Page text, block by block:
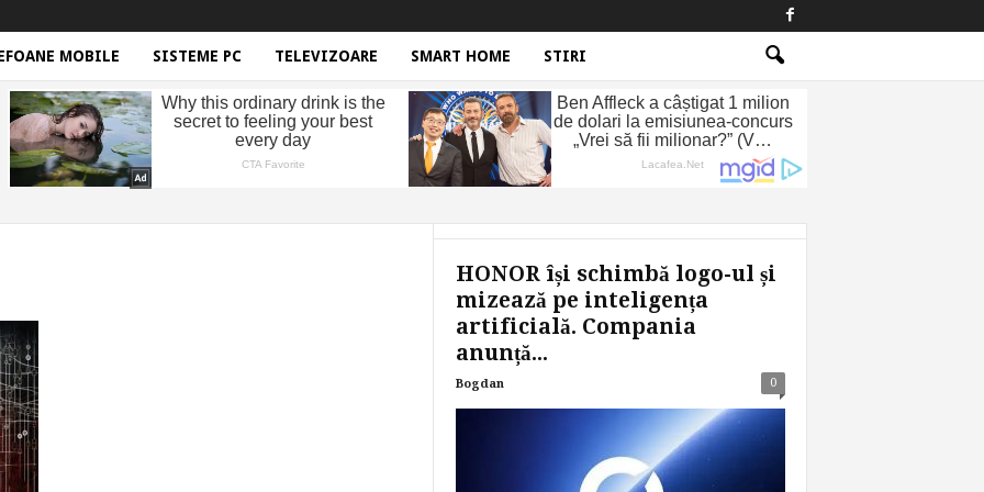
MOBILE SISTEME PC TELEVIZOARE SMART HOME STIRI
HONOR își schimbă logo-ul și
mizează pe inteligența
artificială. Compania
anunță...
Bogdan 0